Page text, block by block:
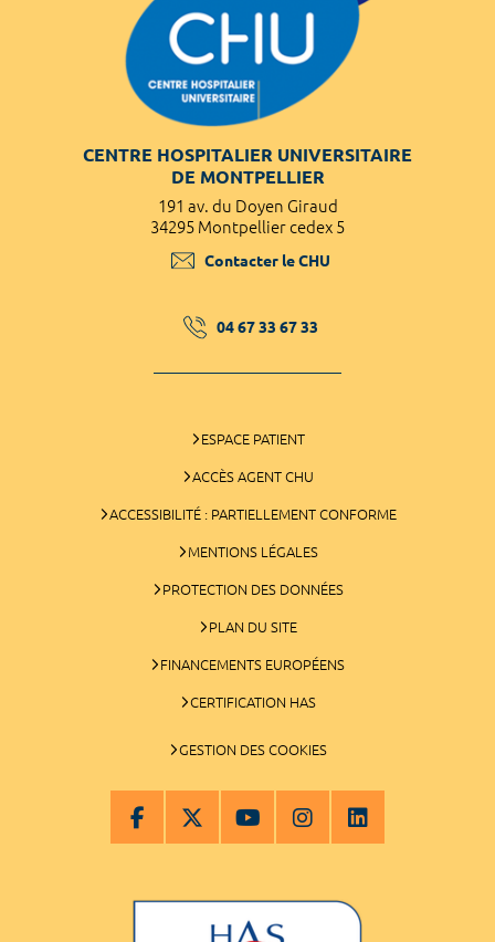
CENTRE HOSPITALIER UNIVERSITAIRE
DE MONTPELLIER
191 av. du Doyen Giraud
34295 Montpellier cedex 5
Contacter le CHU
04 67 33 67 33
ESPACE PATIENT
ACCÈS AGENT CHU
ACCESSIBILITÉ : PARTIELLEMENT CONFORME
MENTIONS LÉGALES
PROTECTION DES DONNÉES
PLAN DU SITE
FINANCEMENTS EUROPÉENS
CERTIFICATION HAS
GESTION DES COOKIES